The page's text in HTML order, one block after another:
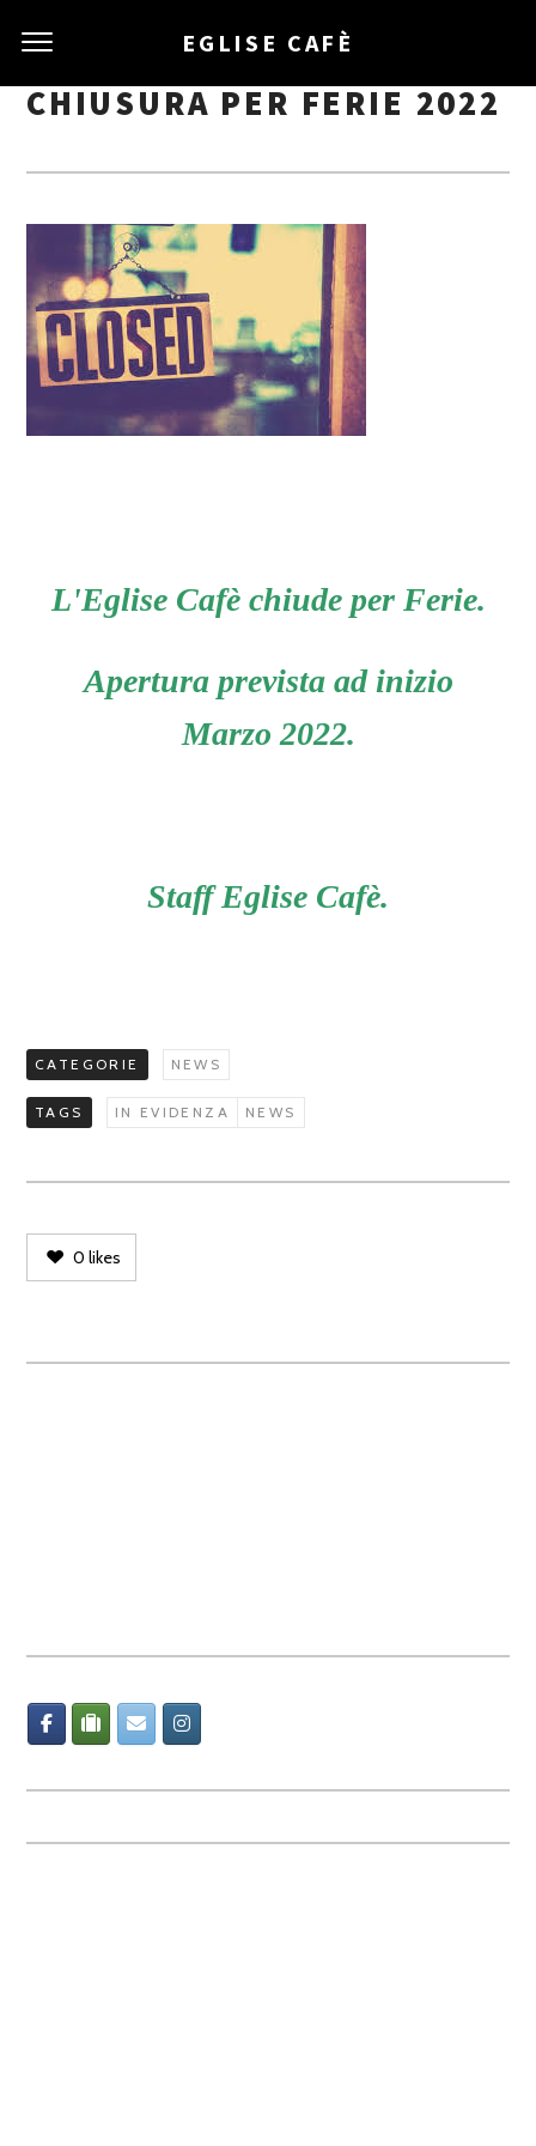
EGLISE CAFÈ
CHIUSURA PER FERIE 2022
L'Eglise Cafè chiude per Ferie.
Apertura prevista ad inizio
Marzo 2022.
Staff Eglise Cafè.
CATEGORIE NEWS
TAGS IN EVIDENZA NEWS
0 likes